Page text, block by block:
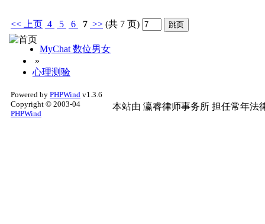
<< 上页 4 5 6 7 >> (共 7 页)
MyChat 数位男女
»
心理测验
Powered by PHPWind v1.3.6
Copyright © 2003-04
PHPWind
本站由 瀛睿律师事务所 担任常年法